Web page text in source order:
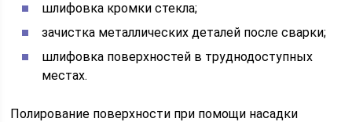
шлифовка кромки стекла;
зачистка металлических деталей после сварки;
шлифовка поверхностей в труднодоступных
местах.
Полирование поверхности при помощи насадки